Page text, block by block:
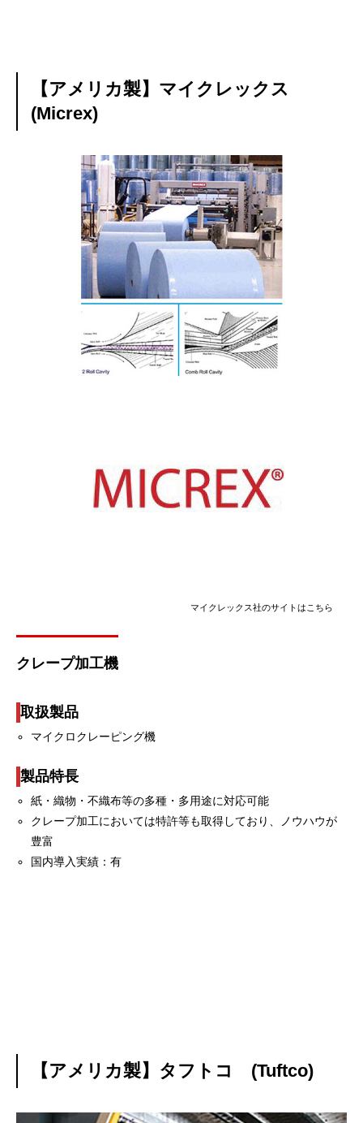
【アメリカ製】マイクレックス
(Micrex)
マイクレックス社のサイトはこちら
クレープ加工機
取扱製品
マイクロクレーピング機
製品特長
紙・織物・不織布等の多種・多用途に対応可能
クレープ加工においては特許等も取得しており、ノウハウが
豊富
国内導入実績：有
【アメリカ製】タフトコ (Tuftco)